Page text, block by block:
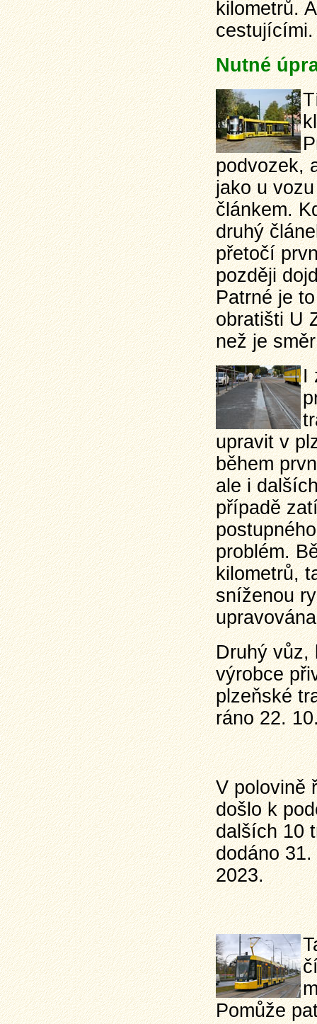
kilometrů.
cestujícími.
Nutné
podvozek,
jako u
článkem.
druhý
přetočí
později
Patrné je
obratišti U
než je
I
upravit v
během
ale i
případě
problém.
kilometrů,
sníženou
Druhý vůz,
výrobce
plzeňské
ráno 22.
V polovině
došlo k
dalších 10
dodáno
2023.
Pomůže